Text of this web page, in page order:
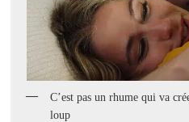
C’est pas un rhume qui va
loup